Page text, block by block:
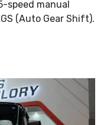
speed manual
(Auto Gear Shift).